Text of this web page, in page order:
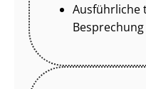
Ausführliche